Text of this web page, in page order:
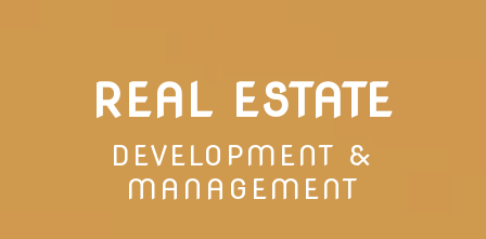
REAL ESTATE
DEVELOPMENT &
MANAGEMENT